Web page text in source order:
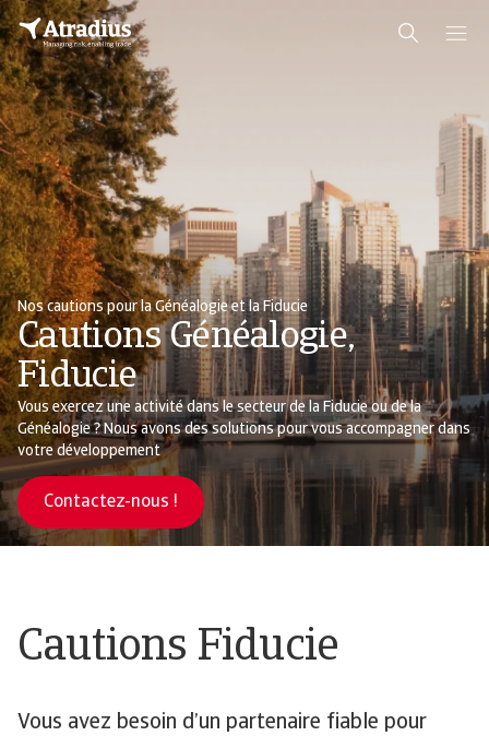
Nos cautions pour la Généalogie et la Fiducie
Cautions Généalogie,
Fiducie
Vous exercez une activité dans le secteur de la Fiducie ou de la
Généalogie ? Nous avons des solutions pour vous accompagner dans
votre développement
Contactez-nous !
Cautions Fiducie
Vous avez besoin d’un partenaire fiable pour